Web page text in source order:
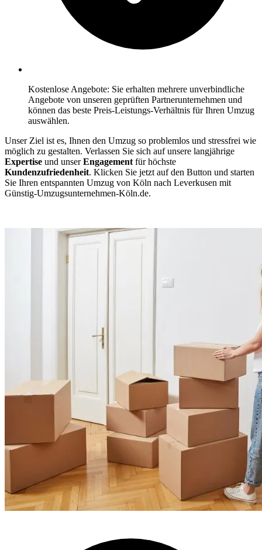
Kostenlose Angebote: Sie erhalten mehrere unverbindliche
Angebote von unseren geprüften Partnerunternehmen und
können das beste Preis-Leistungs-Verhältnis für Ihren Umzug
auswählen.
Unser Ziel ist es, Ihnen den Umzug so problemlos und stressfrei wie
möglich zu gestalten. Verlassen Sie sich auf unsere langjährige
Expertise und unserEngagement für höchste
Kundenzufriedenheit. Klicken Sie jetzt auf den Button und starten
Sie Ihren entspannten Umzug von Köln⁠ nach Leverkusen mit
Günstig-Umzugsunternehmen-Köln.de.